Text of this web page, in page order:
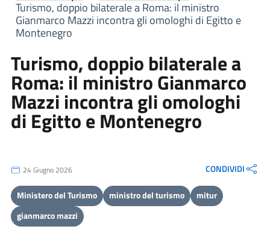
Turismo, doppio bilaterale a Roma: il ministro
Gianmarco Mazzi incontra gli omologhi di Egitto e
Montenegro
Turismo, doppio bilaterale a
Roma: il ministro Gianmarco
Mazzi incontra gli omologhi
di Egitto e Montenegro
24 Giugno 2026 CONDIVIDI
Ministero del Turismo ministro del turismo
mitur
gianmarco mazzi